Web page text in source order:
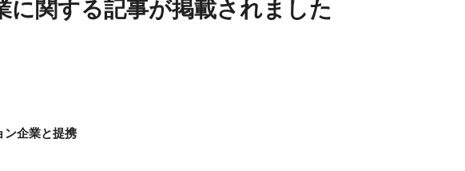
関する記事が掲載されました
ン企業と提携